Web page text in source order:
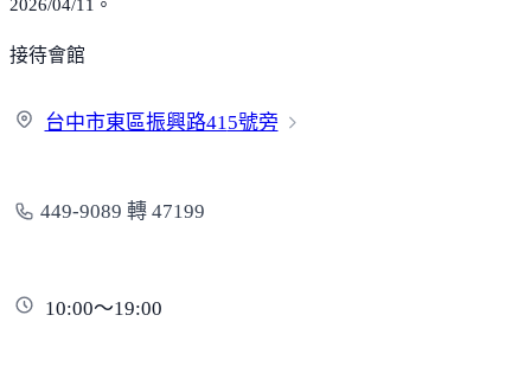
2026/04/11。
接待會館
台中市東區振興路41 5號旁
449-9089 轉 47199
10:00～19:00